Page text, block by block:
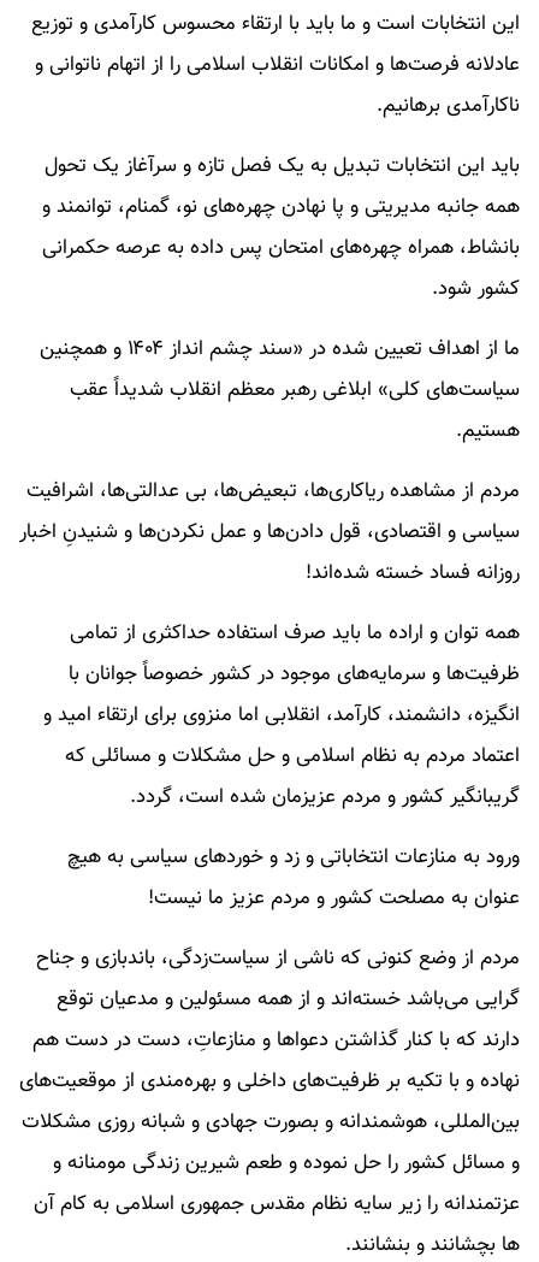
این انتخابات است و ما باید با ارتقاء محسوس کارآمدی و توزیع
عادلانه فرصت­‌ها و امکانات انقلاب اسلامی را از اتهام ناتوانی و
ناکارآمدی برهانیم.
باید این انتخابات تبدیل به یک فصل تازه و سرآغاز یک تحول
همه جانبه­‌ مدیریتی و پا نهادن چهره­‌های نو، گمنام، توانمند و
بانشاط، همراه چهره­‌های امتحان پس داده به عرصه حکمرانی
کشور شود.
ما از اهداف تعیین شده در «سند چشم انداز ۱۴۰۴ و همچنین
سیاست‌های کلی» ابلاغی رهبر معظم انقلاب شدیداً عقب
هستیم.
مردم از مشاهده‌ ریاکاری‌­ها، تبعیض‌­ها، بی عدالتی­‌ها، اشرافیت
سیاسی و اقتصادی، قول دادن­‌ها و عمل نکردن‌­ها و شنیدنِ اخبار
روزانه فساد خسته شده­‌اند!
همه توان و اراده ما باید صرف استفاده حداکثری از تمامی
ظرفیت‌ها و سرمایه‌های موجود در کشور خصوصاً جوانان با
انگیزه، دانشمند، کارآمد، انقلابی اما منزوی برای ارتقاء امید و
اعتماد مردم به نظام اسلامی و حل مشکلات و مسائلی که
گریبانگیر کشور و مردم عزیزمان شده است، گردد.
ورود به منازعات انتخاباتی و زد و خوردهای سیاسی به هیچ
عنوان به مصلحت کشور و مردم عزیز ما نیست!
مردم از وضع کنونی که ناشی از سیاست­‌زدگی، باندبازی و جناح­‌
گرایی می‌باشد خسته‌اند و از همه مسئولین و مدعیان توقع
دارند که با کنار گذاشتن دعواها و منازعاتِ، دست در دست هم
نهاده و با تکیه بر ظرفیت­‌های داخلی و بهره‌­مندی از موقعیت‌های
بین‌المللی، هوشمندانه و بصورت جهادی و شبانه روزی مشکلات
و مسائل کشور را حل نموده و طعم شیرین زندگی مومنانه و
عزتمندانه را زیر سایه نظام مقدس جمهوری اسلامی به کام آن
ها بچشانند و بنشانند.